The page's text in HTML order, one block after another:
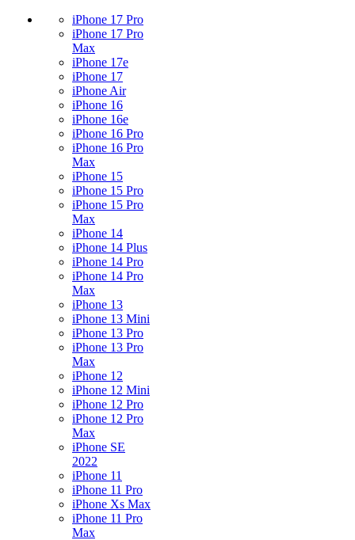
iPhone 17 Pro
iPhone 17 Pro
Max
iPhone 17e
iPhone 17
iPhone Air
iPhone 16
iPhone 16e
iPhone 16 Pro
iPhone 16 Pro
Max
iPhone 15
iPhone 15 Pro
iPhone 15 Pro
Max
iPhone 14
iPhone 14 Plus
iPhone 14 Pro
iPhone 14 Pro
Max
iPhone 13
iPhone 13 Mini
iPhone 13 Pro
iPhone 13 Pro
Max
iPhone 12
iPhone 12 Mini
iPhone 12 Pro
iPhone 12 Pro
Max
iPhone SE
2022
iPhone 11
iPhone 11 Pro
iPhone Xs Max
iPhone 11 Pro
Max